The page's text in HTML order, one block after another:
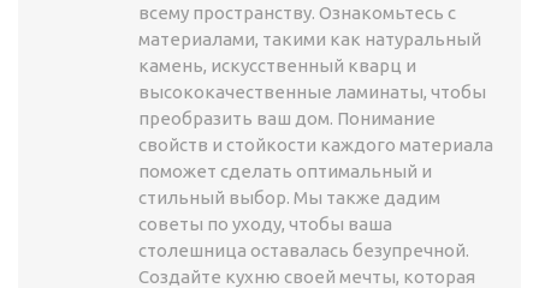
всему пространству. Ознакомьтесь с
материалами, такими как натуральный
камень, искусственный кварц и
высококачественные ламинаты, чтобы
преобразить ваш дом. Понимание
свойств и стойкости каждого материала
поможет сделать оптимальный и
стильный выбор. Мы также дадим
советы по уходу, чтобы ваша
столешница оставалась безупречной.
Создайте кухню своей мечты, которая